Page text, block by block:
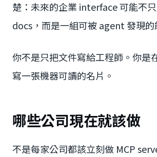
楚：未來的企業 interface 可能不
docs，而是一組可被 agent 發現的
你不是只把文件寫給工程師。你是
寫一張機器可讀的名片。
哪些公司現在就該做
不是每家公司都該立刻做 MCP